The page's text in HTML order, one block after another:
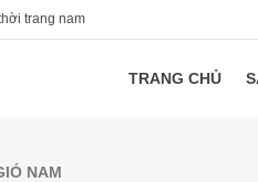
trang nam
TRANG CHỦ
NAM